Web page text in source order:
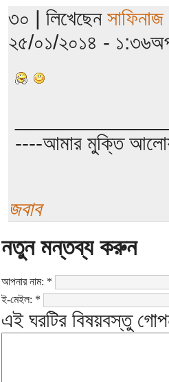
৩০ | লিখেছেন
২৫/০১/২০১৪ -
----আমার মুক্তি
জবাব
নতুন মন্তব্য করুন
আপনার নাম: *
ই-মেইল: *
এই ঘরটির বিষয়বস্তু